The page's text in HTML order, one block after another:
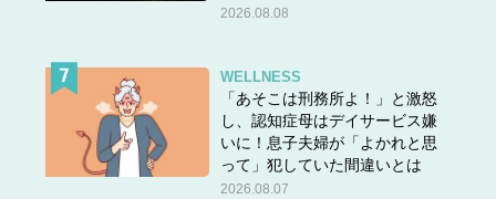
2026.08.08
WELLNESS
「あそこは刑務所よ！」と激怒
し、認知症母はデイサービス嫌
いに！息子夫婦が「よかれと思
って」犯していた間違いとは
2026.08.07